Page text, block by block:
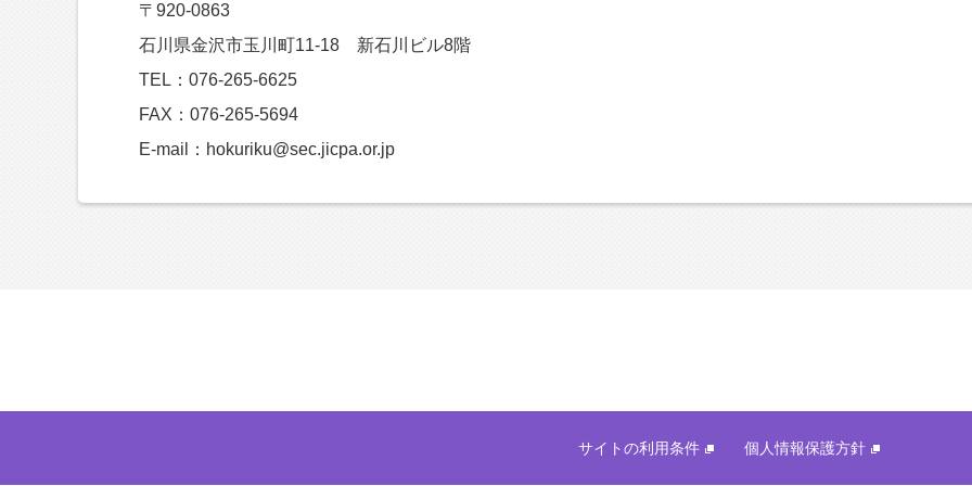
〒920-0863
石川県金沢市玉川町11-18 新石川ビル8階
TEL：076-265-6625
FAX：076-265-5694
E-mail：hokuriku@sec.jicpa.or.jp
サイトの利用条件 個人情報保護方針